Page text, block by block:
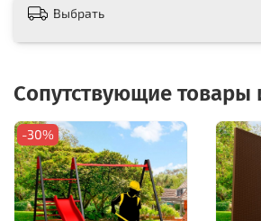
Выбрать
Сопутствующие товары
-30%